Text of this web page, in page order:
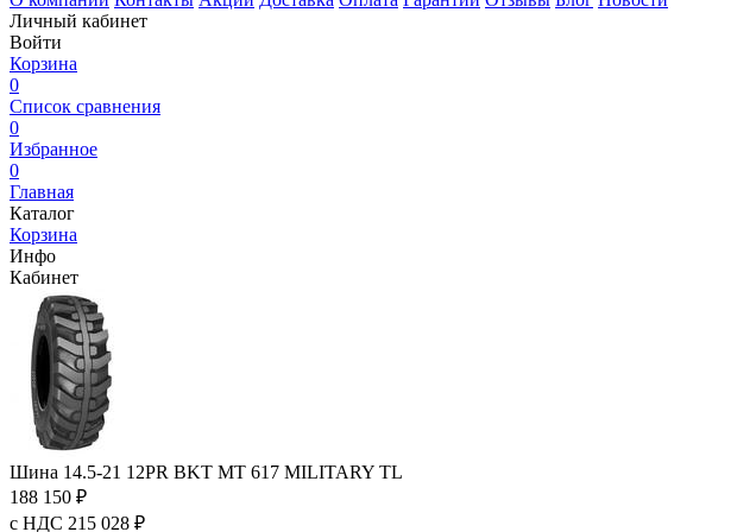
Личный кабинет
Войти
Корзина
0
Список сравнения
0
Избранное
0
Главная
Каталог
Корзина
Инфо
Кабинет
Шина 14.5-21 12PR BKT MT 617 MILITARY TL
188 150 ₽
с НДС 215 028 ₽